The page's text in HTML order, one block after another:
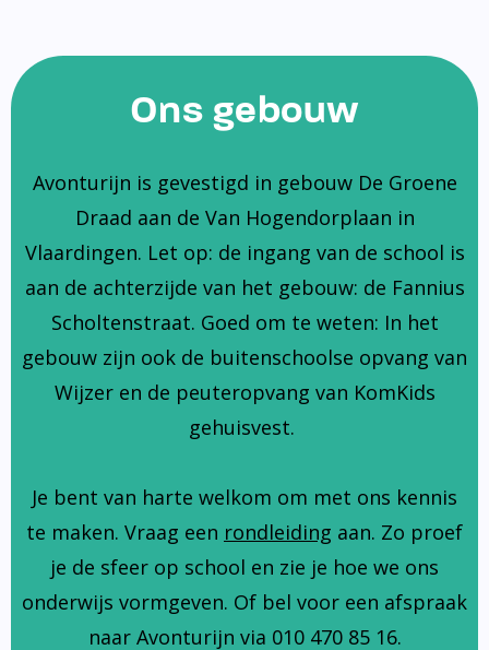
Ons gebouw
Avonturijn is gevestigd in gebouw De Groene
Draad aan de Van Hogendorplaan in
Vlaardingen. Let op: de ingang van de school is
aan de achterzijde van het gebouw: de Fannius
Scholtenstraat. Goed om te weten: In het
gebouw zijn ook de buitenschoolse opvang van
Wijzer en de peuteropvang van KomKids
gehuisvest.
Je bent van harte welkom om met ons kennis
te maken. Vraag een rondleiding aan. Zo proef
je de sfeer op school en zie je hoe we ons
onderwijs vormgeven. Of bel voor een afspraak
naar Avonturijn via 010 470 85 16.